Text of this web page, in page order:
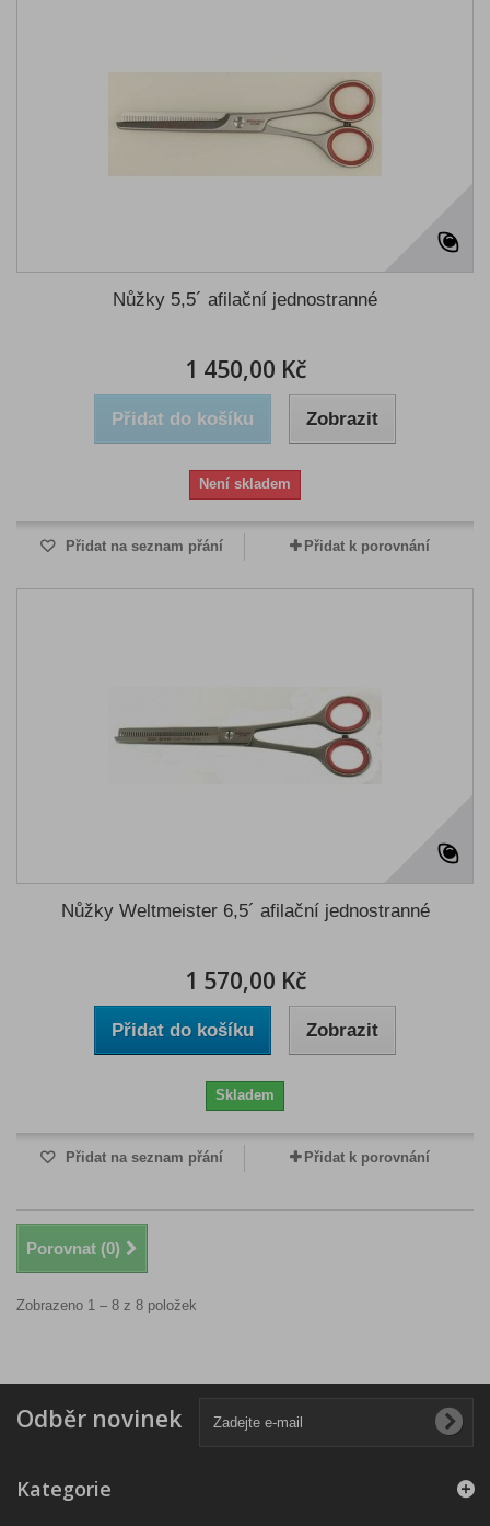
Nůžky 5,5´ afilační jednostranné
1 450,00 Kč
Přidat do košíku Zobrazit
Není skladem
Přidat na seznam přání Přidat k porovnání
Nůžky Weltmeister 6,5´ afilační jednostranné
1 570,00 Kč
Přidat do košíku Zobrazit
Skladem
Přidat na seznam přání Přidat k porovnání
Porovnat (0)
Zobrazeno 1 – 8 z 8 položek
Odběr novinek
Kategorie